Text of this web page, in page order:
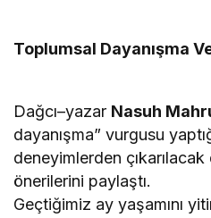
Toplumsal Dayanışma
Dağcı–yazar Nasuh
dayanışma” vurgusu
deneyimlerden
önerilerini paylaştı.
Geçtiğimiz ay yaşamını